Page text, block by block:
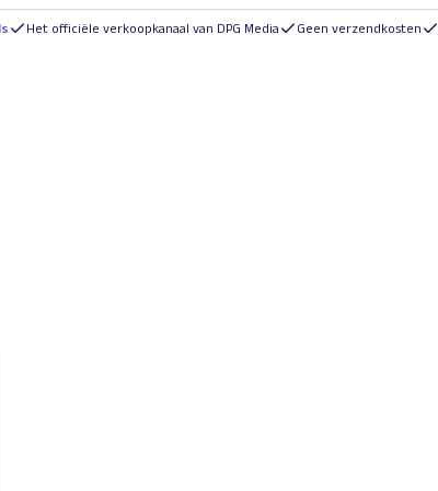
Het officiële verkoopkanaal van DPG Media Geen verzendkosten